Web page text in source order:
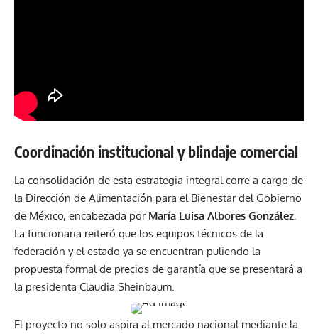
Coordinación institucional y blindaje comercial
La consolidación de esta estrategia integral corre a cargo de
la Dirección de Alimentación para el Bienestar del Gobierno
de México, encabezada por María Luisa Albores González.
La funcionaria reiteró que los equipos técnicos de la
federación y el estado ya se encuentran puliendo la
propuesta formal de precios de garantía que se presentará a
la presidenta Claudia Sheinbaum.
El proyecto no solo aspira al mercado nacional mediante la